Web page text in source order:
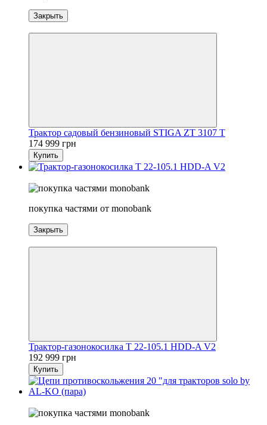
Закрыть
Трактор садовый бензиновый STIGA ZT 3107 T
174 999 грн
Купить
покупка частями от monobank
Закрыть
Трактор-газонокосилка T 22-105.1 HDD-A V2
192 999 грн
Купить